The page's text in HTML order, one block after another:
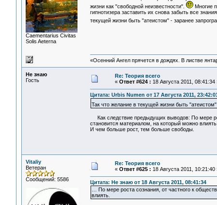
Сaementarius Civitas
Solis Aeterna
жизни как "свободной неизвестности".
Многие
гипнотизера заставить их снова забыть все
текущей жизни быть "атеистом" - заранее
«Осенний Ангел прячется в дождях. В листве
Не знаю
Гость
Re: Теория всего
« Ответ #624 : 18 Августа 2011, 08:41:34
Цитата: Urbis Numen от 17 Августа 2011,
Так что желание в текущей жизни быть
Как следствие предыдущих выводов: По мере
становится материалом, на который можно
И чем больше рост, тем больше свободы.
Vitaliy
Ветеран
Сообщений: 5586
Re: Теория всего
« Ответ #625 : 18 Августа 2011, 10:21:40
Цитата: Не знаю от 18 Августа 2011, 08:41:34
… По мере роста сознания, от частного к
влиять.